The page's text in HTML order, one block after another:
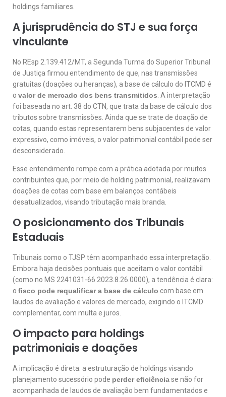
holdings familiares.
A jurisprudência do STJ e sua força
vinculante
No REsp 2.139.412/MT, a Segunda Turma do Superior Tribunal
de Justiça firmou entendimento de que, nas transmissões
gratuitas (doações ou heranças), a base de cálculo do ITCMD é
o valor de mercado dos bens transmitidos . A interpretação
foi baseada no art. 38 do CTN, que trata da base de cálculo dos
tributos sobre transmissões. Ainda que se trate de doação de
cotas, quando estas representarem bens subjacentes de valor
expressivo, como imóveis, o valor patrimonial contábil pode ser
desconsiderado.
Esse entendimento rompe com a prática adotada por muitos
contribuintes que, por meio de holding patrimonial, realizavam
doações de cotas com base em balanços contábeis
desatualizados, visando tributação mais branda.
O posicionamento dos Tribunais
Estaduais
Tribunais como o TJSP têm acompanhado essa interpretação.
Embora haja decisões pontuais que aceitam o valor contábil
(como no MS 2241031-66.2023.8.26.0000), a tendência é clara:
o fisco pode requalificar a base de cálculo com base em
laudos de avaliação e valores de mercado, exigindo o ITCMD
complementar, com multa e juros.
O impacto para holdings
patrimoniais e doações
A implicação é direta: a estruturação de holdings visando
planejamento sucessório pode perder eficiênciase não for
acompanhada de laudos de avaliação bem fundamentados e